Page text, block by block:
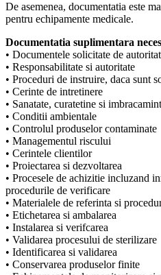
De asemenea, documentatia este
pentru echipamente medicale.
Documentatia suplimentara
• Documentele solicitate de
• Responsabilitate si autoritate
• Proceduri de instruire, daca sunt
• Cerinte de intretinere
• Sanatate, curatetine si
• Conditii ambientale
• Controlul produselor contaminate
• Managementul riscului
• Cerintele clientilor
• Proiectarea si dezvoltarea
• Procesele de achizitie incluzand
procedurile de verificare
• Materialele de referinta si
• Etichetarea si ambalarea
• Instalarea si verifcarea
• Validarea procesului de sterilizare
• Identificarea si validarea
• Conservarea produselor finite